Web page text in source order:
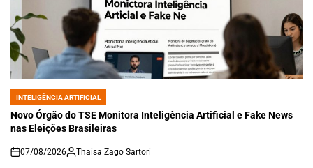
POSTED
IN
INTELIGÊNCIA ARTIFICIAL
Novo Órgão do TSE Monitora Inteligência Artificial e Fake News
nas Eleições Brasileiras
on
07/08/2026 Thaisa Zago Sartori